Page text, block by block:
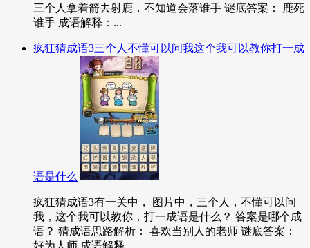
三个人拿着箭去射鹿，不知道会落谁手 谜底答案： 鹿死
谁手 成语解释：...
疯狂猜成语3三个人不懂可以问我这个我可以教你打一成
语是什么
疯狂猜成语3有一关中， 图片中，三个人，不懂可以问
我，这个我可以教你，打一成语是什么？ 答案是哪个成
语？ 猜成语思路解析： 喜欢当别人的老师 谜底答案：
好为人师 成语解释...